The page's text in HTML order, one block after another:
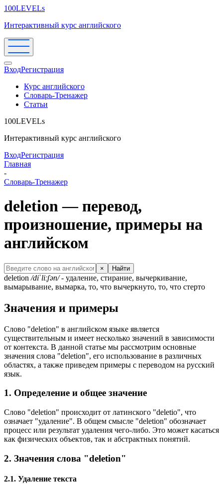
100LEVELs
Интерактивный курс английского
ВходРегистрация
Курс английского
Словарь-Тренажер
Статьи
100LEVELs
Интерактивный курс английского
ВходРегистрация
Главная
-
Словарь-Тренажер
deletion — перевод,
произношение, примеры на
английском
× Найти
deletion /diˈliːʃən/- удаление, стирание, вычеркивание,
вымарывание, вымарка, то, что вычеркнуто, то, что стерто
Значения и примеры
Слово "deletion" в английском языке является
существительным и имеет несколько значений в зависимости
от контекста. В данной статье мы рассмотрим основные
значения слова "deletion", его использование в различных
областях, а также приведем примеры с переводом на русский
язык.
1. Определение и общее значение
Слово "deletion" происходит от латинского "deletio", что
означает "удаление". В общем смысле "deletion" обозначает
процесс или результат удаления чего-либо. Это может касаться
как физических объектов, так и абстрактных понятий.
2. Значения слова "deletion"
2.1. Удаление текста